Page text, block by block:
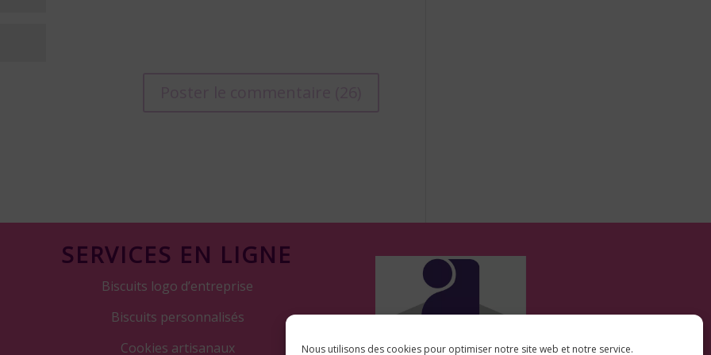
Nous utilisons des cookies pour optimiser notre site web et notre service.
SERVICES EN LIGNE
Biscuits logo d’entreprise
Biscuits personnalisés
Cookies artisanaux